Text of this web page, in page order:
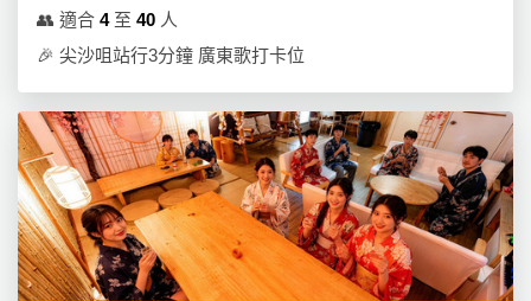
餐
廳
B
B
Q
場
地
👥 適合 4至 40 人
🎉 尖沙咀站行3分鐘 廣東歌打卡位